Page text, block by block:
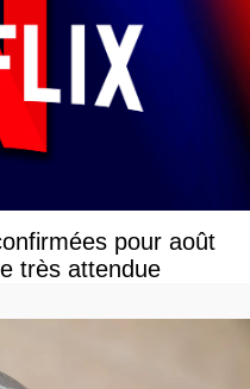
pour août
très attendue